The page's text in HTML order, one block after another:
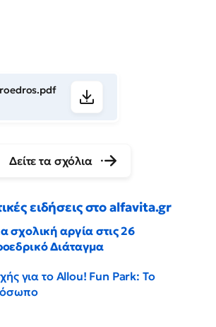
Δείτε τα σχόλια
ειδήσεις στο alfavita.gr
σχολική αργία στις 26
Διάταγμα
για το Allou! Fun Park: Το